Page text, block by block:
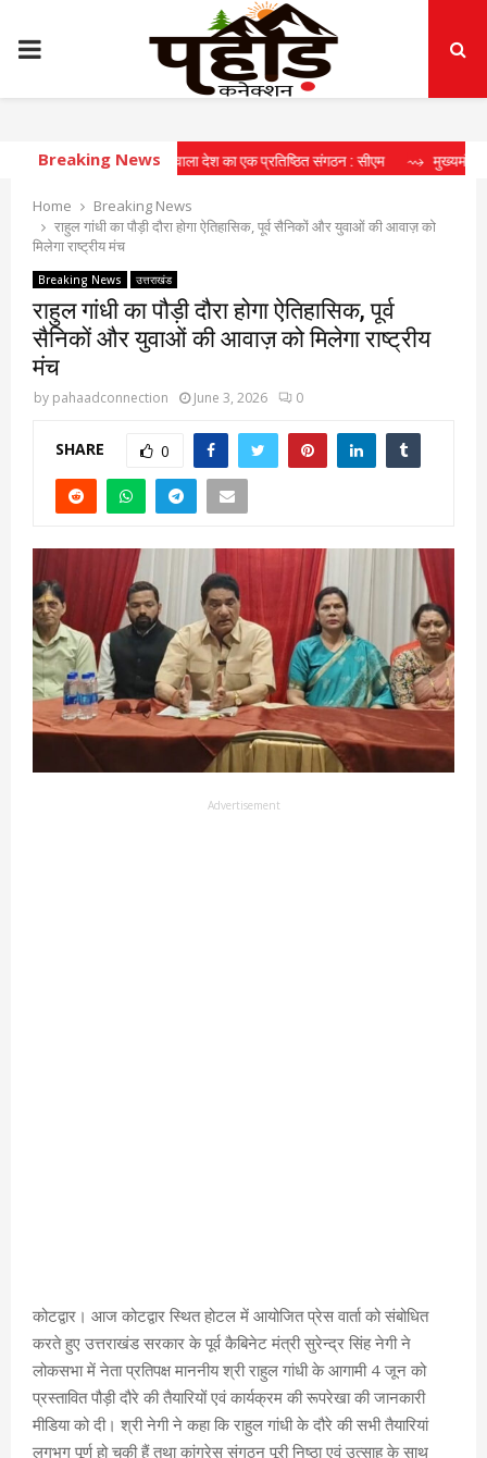
PRIMARY
MENU
Breaking News
निर्माण करने वाला देश का एक प्रतिष्ठित संगठन : सीएम ⇝ मुख्यमंत्री की मॉनिटरिंग
Home
Breaking News
राहुल गांधी का पौड़ी दौरा होगा ऐतिहासिक, पूर्व सैनिकों और युवाओं की आवाज़ को
मिलेगा राष्ट्रीय मंच
Breaking News उत्तराखंड
राहुल गांधी का पौड़ी दौरा होगा ऐतिहासिक, पूर्व
सैनिकों और युवाओं की आवाज़ को मिलेगा राष्ट्रीय
मंच
by pahaadconnection June 3, 2026 0
SHARE 0
Advertisement
कोटद्वार। आज कोटद्वार स्थित होटल में आयोजित प्रेस वार्ता को संबोधित
करते हुए उत्तराखंड सरकार के पूर्व कैबिनेट मंत्री सुरेन्द्र सिंह नेगी ने
लोकसभा में नेता प्रतिपक्ष माननीय श्री राहुल गांधी के आगामी 4 जून को
प्रस्तावित पौड़ी दौरे की तैयारियों एवं कार्यक्रम की रूपरेखा की जानकारी
मीडिया को दी। श्री नेगी ने कहा कि राहुल गांधी के दौरे की सभी तैयारियां
लगभग पूर्ण हो चुकी हैं तथा कांग्रेस संगठन पूरी निष्ठा एवं उत्साह के साथ